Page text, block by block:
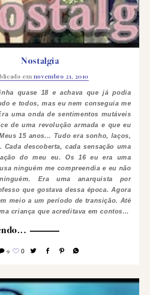
Nostalgia
em novembro 21, 2010
quase 18 e achava que já podia
e todos, mas eu nem conseguia me
uma onda de sentimentos mutáveis
de uma revolução armada e que eu
15 anos... Tudo era sonho, laços,
Cada descoberta, cada sensação uma
do meu eu.
Os 16 eu era uma
ninguém me compreendia e eu não
Era uma anarquista por
que gostava dessa época. Agora
meio a um período de transição. Até
criança que acreditava em contos…
9 0